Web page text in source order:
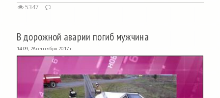
5347
В дорожной аварии погиб мужчина
14:09, 28 сентября 2017 г.